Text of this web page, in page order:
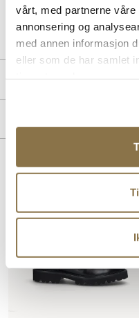
vårt, med partnerne våre
annonsering og
med annen informasjon
eller som de har samlet
Art. nr
02147402
31994001
Produktdetaljer
For:Uforet